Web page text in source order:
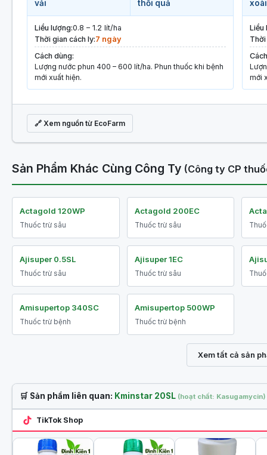
vải thối quả
Liều lượng:0.8 – 1.2 lít/ha
Thời gian cách ly:7 ngày
Cách dùng:
Lượng nước phun 400 – 600 lít/ha. Phun thuốc khi bệnh
mới xuất hiện.
xoài
Liều
Thời
mới
🔗 Xem nguồn từ EcoFarm
Sản Phẩm Khác Cùng Công Ty (Công ty CP
Actagold 120WP
Thuốc trừ sâu
Actagold 200EC
Thuốc trừ sâu
Ajisuper 0.5SL
Thuốc trừ sâu
Ajisuper 1EC
Thuốc trừ sâu
Amisupertop 340SC
Thuốc trừ bệnh
Amisupertop 500WP
Thuốc trừ bệnh
Xem tất cả sản
🛒 Sản phẩm liên quan: Kminstar 20SL (hoạt chất: Kasugamycin)
TikTok Shop